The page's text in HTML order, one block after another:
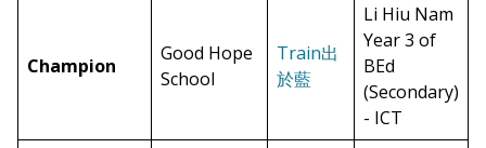
Champion
Good Hope
School
Train出
於藍
Li Hiu Nam
Year 3 of
BEd
(Secondary)
- ICT